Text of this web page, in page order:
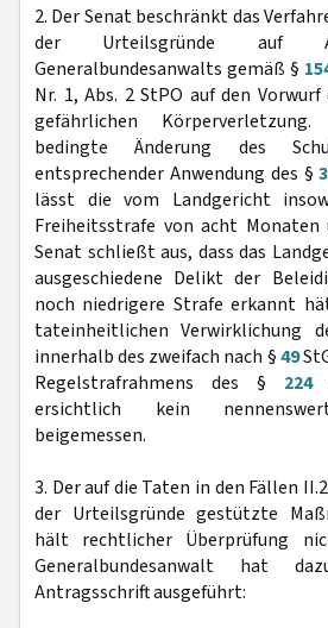
2. Der Senat beschränkt das
der Urteilsgründe auf
Generalbundesanwalts gemäß §
Nr. 1, Abs. 2 StPO auf den
gefährlichen
bedingte Änderung des
entsprechender Anwendung des §
lässt die vom Landgericht
Freiheitsstrafe von acht Monaten
Senat schließt aus, dass das
ausgeschiedene Delikt der
noch niedrigere Strafe erkannt
tateinheitlichen Verwirklichung
innerhalb des zweifach nach §49
Regelstrafrahmens des § 224
ersichtlich kein
beigemessen.
3. Der auf die Taten in den Fällen
der Urteilsgründe gestützte
hält rechtlicher Überprüfung
Generalbundesanwalt hat
Antragsschrift ausgeführt: